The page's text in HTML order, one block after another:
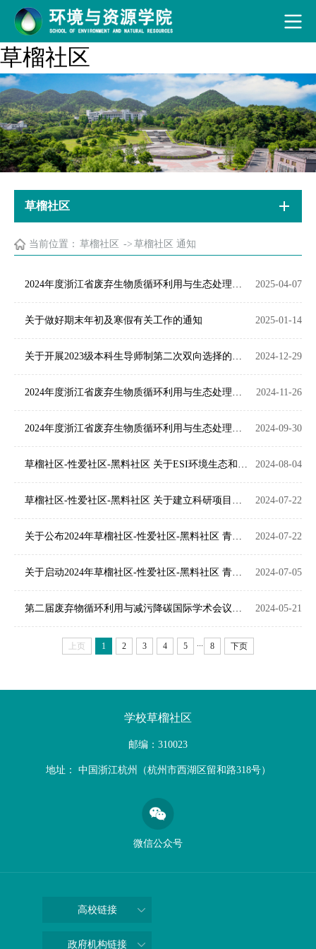
草榴社区
草榴社区
当前位置： 草榴社区 -> 草榴社区 通知
2025-04-07
2024年度浙江省废弃生物质循环利用与生态处理技术重点实验室开放基金课题立项名单公示（第二批）
2025-01-14
关于做好期末年初及寒假有关工作的通知
2024-12-29
关于开展2023级本科生导师制第二次双向选择的通知
2024-11-26
2024年度浙江省废弃生物质循环利用与生态处理技术重点实验室开放基金课题立项名单公示（第一批）
2024-09-30
2024年度浙江省废弃生物质循环利用与生态处理技术重点实验室开放基金课题申请指南
2024-08-04
草榴社区-性爱社区-黑料社区 关于ESI环境生态和化学学科论文整理 （截止2024.7.31）
2024-07-22
草榴社区-性爱社区-黑料社区 关于建立科研项目评审专家库的通知
2024-07-22
关于公布2024年草榴社区-性爱社区-黑料社区 青年教师创新研究项目立项名单的通知
2024-07-05
关于启动2024年草榴社区-性爱社区-黑料社区 青年教师创新研究项目申报工作的通知
2024-05-21
第二届废弃物循环利用与减污降碳国际学术会议暨中挪生物质炭研讨会_第二轮通知
上页 1 2 3 4 5 ... 8 下页
学校草榴社区
邮编：310023
地址： 中国浙江杭州（杭州市西湖区留和路318号）
微信公众号
高校链接
政府机构链接